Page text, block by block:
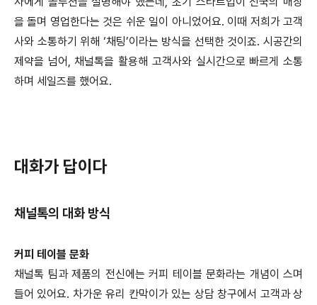
을 돌며 영업한다는 것은 쉬운 일이 아니었어요. 이때 저희가 고객
사와 소통하기 위해 ‘채팅’이라는 방식을 선택한 것이죠. 시공간의
제약을 넘어, 채널톡을 활용해 고객사와 실시간으로 빠르게 소통
하며 세일즈를 했어요.
대화가 답이다
채널톡의 대화 방식
커피 테이블 문화
채널톡 팀과 제품의 전신에는 커피 테이블 문화라는 개념이 스며
들어 있어요. 차가운 유리 칸막이가 있는 상담 창구에서 고객과 상